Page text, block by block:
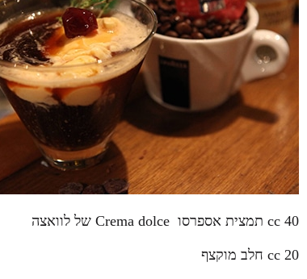
40 cc תמצית אספרסו Crema dolce של לוואצה
20 cc חלב מוקצף